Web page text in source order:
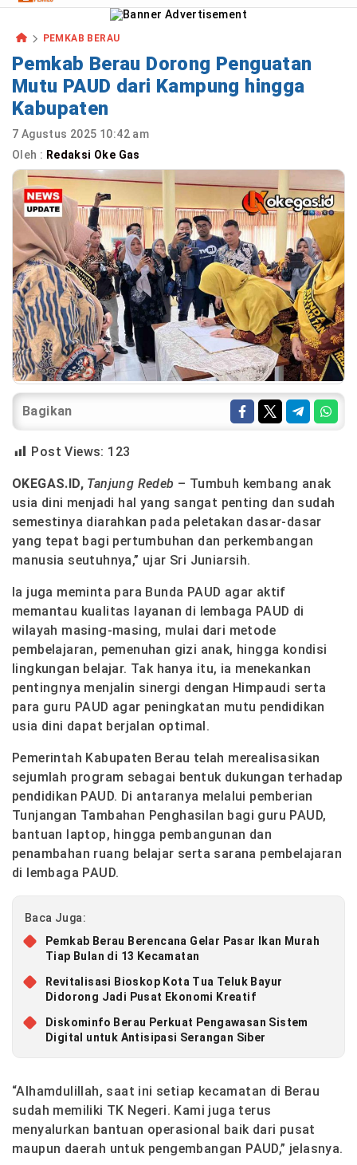
PEMKAB BERAU
Pemkab Berau Dorong Penguatan
Mutu PAUD dari Kampung hingga
Kabupaten
7 Agustus 2025 10:42 am
Oleh : Redaksi Oke Gas
Bagikan
Post Views: 123
OKEGAS.ID, Tanjung Redeb – Tumbuh kembang anak
usia dini menjadi hal yang sangat penting dan sudah
semestinya diarahkan pada peletakan dasar-dasar
yang tepat bagi pertumbuhan dan perkembangan
manusia seutuhnya,” ujar Sri Juniarsih.
Ia juga meminta para Bunda PAUD agar aktif
memantau kualitas layanan di lembaga PAUD di
wilayah masing-masing, mulai dari metode
pembelajaran, pemenuhan gizi anak, hingga kondisi
lingkungan belajar. Tak hanya itu, ia menekankan
pentingnya menjalin sinergi dengan Himpaudi serta
para guru PAUD agar peningkatan mutu pendidikan
usia dini dapat berjalan optimal.
Pemerintah Kabupaten Berau telah merealisasikan
sejumlah program sebagai bentuk dukungan terhadap
pendidikan PAUD. Di antaranya melalui pemberian
Tunjangan Tambahan Penghasilan bagi guru PAUD,
bantuan laptop, hingga pembangunan dan
penambahan ruang belajar serta sarana pembelajaran
di lembaga PAUD.
Baca Juga:
Pemkab Berau Berencana Gelar Pasar Ikan Murah
Tiap Bulan di 13 Kecamatan
Revitalisasi Bioskop Kota Tua Teluk Bayur
Didorong Jadi Pusat Ekonomi Kreatif
Diskominfo Berau Perkuat Pengawasan Sistem
Digital untuk Antisipasi Serangan Siber
“Alhamdulillah, saat ini setiap kecamatan di Berau
sudah memiliki TK Negeri. Kami juga terus
menyalurkan bantuan operasional baik dari pusat
maupun daerah untuk pengembangan PAUD,” jelasnya.